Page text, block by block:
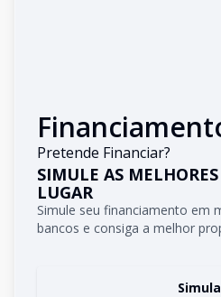
Pretende Financiar?
SIMULE AS
LUGAR
Simule seu financiamento em
bancos e consiga a melhor